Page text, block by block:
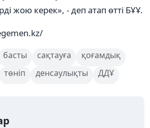
жою керек», - деп атап өтті БҰҰ.
басты сақтауға
қоғамдық
төніп денсаулықты ДДҰ